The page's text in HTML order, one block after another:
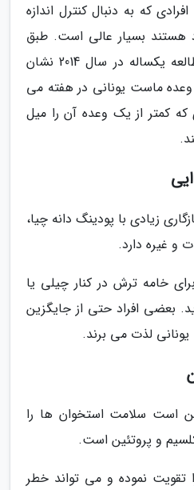
که به دنبال کنترل اندازه
بسیار عالی است. طبق
گفته Tufts Now، یک مطالعه یکساله در سال 2014 نشان
وعده ماست یونانی در هفته می
که کمتر از یک وعده آن را میل
زیادی با پودینگ دانه چیا،
و غیره دارد.
خامه ترش در کنار چیلی یا
بعضی افراد حتی از جایگزین
لذت می برند.
است سلامت استخوان ها را
و پروتئین است.
تقویت نموده و می تواند خطر